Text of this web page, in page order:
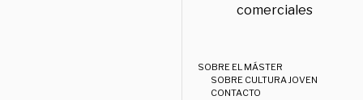
comerciales
SOBRE EL MÁSTER
SOBRE CULTURA JOVEN
CONTACTO